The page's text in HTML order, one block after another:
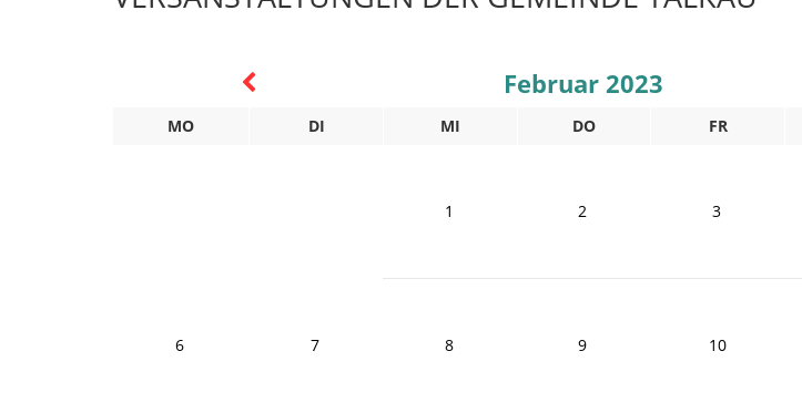
Februar 2023
MO DI MI DO FR
1 2 3
6 7 8 9 10